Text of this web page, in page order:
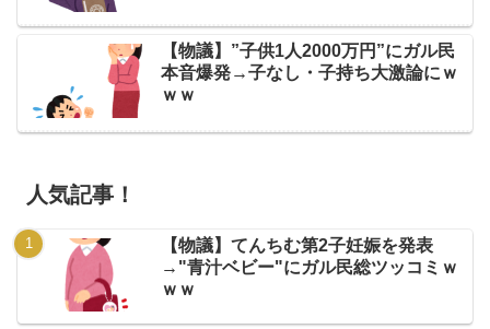
【物議】”子供1人2000万円”にガル民
本音爆発→子なし・子持ち大激論にｗ
ｗｗ
人気記事！
【物議】てんちむ第2子妊娠を発表
→"青汁ベビー"にガル民総ツッコミｗ
ｗｗ